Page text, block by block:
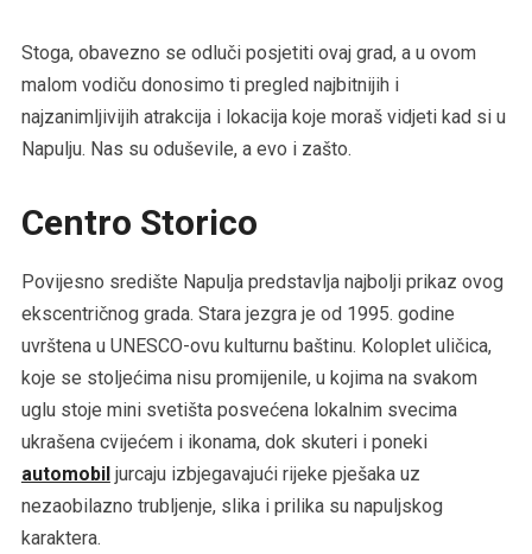
Stoga, obavezno se odluči posjetiti ovaj grad, a u ovom
malom vodiču donosimo ti pregled najbitnijih i
najzanimljivijih atrakcija i lokacija koje moraš vidjeti kad si u
Napulju. Nas su oduševile, a evo i zašto.
Centro Storico
Povijesno središte Napulja predstavlja najbolji prikaz ovog
ekscentričnog grada. Stara jezgra je od 1995. godine
uvrštena u UNESCO-ovu kulturnu baštinu. Koloplet uličica,
koje se stoljećima nisu promijenile, u kojima na svakom
uglu stoje mini svetišta posvećena lokalnim svecima
ukrašena cvijećem i ikonama, dok skuteri i poneki
automobiljurcaju izbjegavajući rijeke pješaka uz
nezaobilazno trubljenje, slika i prilika su napuljskog
karaktera.